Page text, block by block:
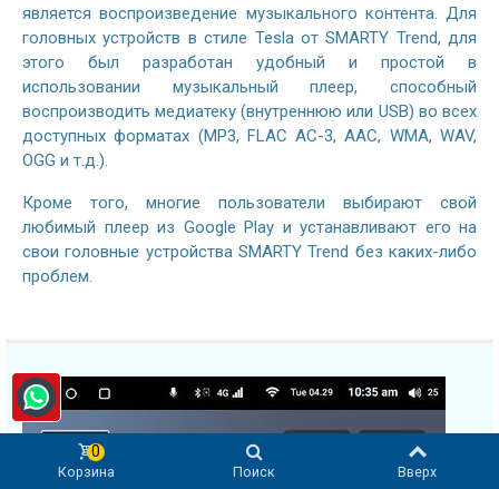
является воспроизведение музыкального контента. Для
головных устройств в стиле Tesla от SMARTY Trend, для
этого был разработан удобный и простой в
использовании музыкальный плеер, способный
воспроизводить медиатеку (внутреннюю или USB) во всех
доступных форматах (MP3, FLAC AC-3, AAC, WMA, WAV,
OGG и т.д.).
Кроме того, многие пользователи выбирают свой
любимый плеер из Google Play и устанавливают его на
свои головные устройства SMARTY Trend без каких-либо
проблем.
Корзина
0
Поиск Вверх